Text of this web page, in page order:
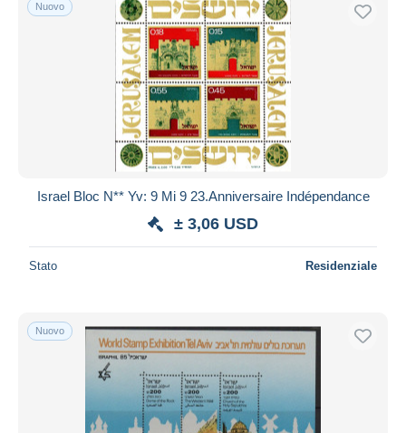
Nuovo
Israel Bloc N** Yv: 9 Mi 9 23.Anniversaire Indépendance
± 3,06 USD
Stato Residenziale
Nuovo